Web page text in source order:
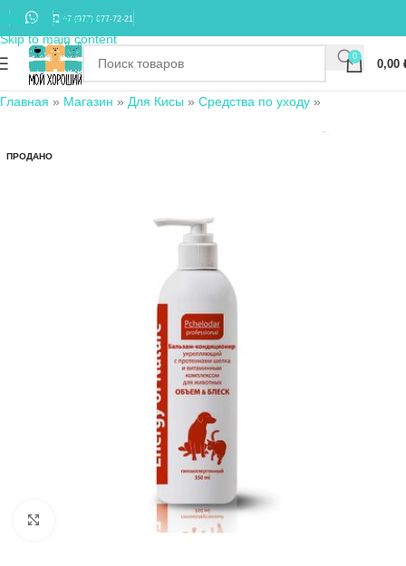
Skip to navigation
Skip to main content
+7 (977) 677-72-21
0
0,00
Главная » Магазин » Для Кисы » Средства по уходу »
ПРОДАНО
Нажмите, чтобы увеличить